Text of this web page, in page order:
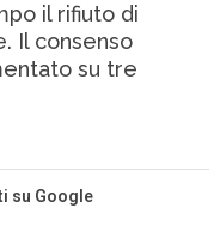
il rifiuto di
Il consenso
su tre
su Google